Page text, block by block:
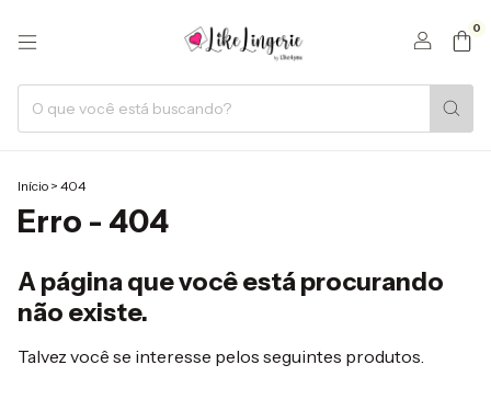
0
Início > 404
Erro - 404
A página que você está procurando
não existe.
Talvez você se interesse pelos seguintes produtos.